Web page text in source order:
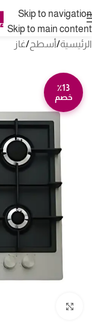
Skip to navigation
Skip to main content
الرئيسية/أسطح/غاز
٪13
خصم